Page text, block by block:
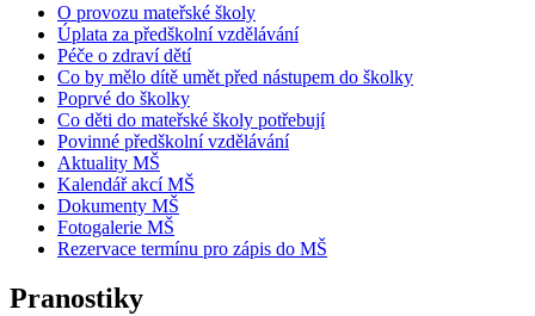
O provozu mateřské školy
Úplata za předškolní vzdělávání
Péče o zdraví dětí
Co by mělo dítě umět před nástupem do školky
Poprvé do školky
Co děti do mateřské školy potřebují
Povinné předškolní vzdělávání
Aktuality MŠ
Kalendář akcí MŠ
Dokumenty MŠ
Fotogalerie MŠ
Rezervace termínu pro zápis do MŠ
Pranostiky